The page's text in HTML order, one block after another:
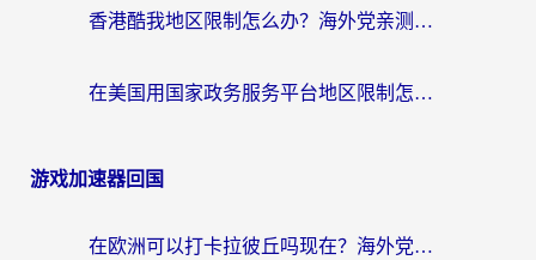
香港酷我地区限制怎么办？海外党亲测有效的回国加速方案来了
在美国用国家政务服务平台地区限制怎么办？海外华人必备的突破攻略（附追剧看片技巧）
游戏加速器回国
在欧洲可以打卡拉彼丘吗现在？海外党国服游戏加速器终极避坑指南